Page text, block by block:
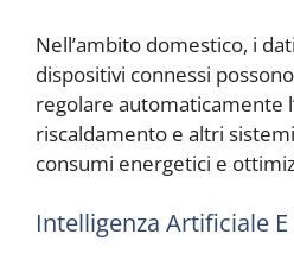
Nell’ambito domestico, i
dispositivi connessi
regolare automaticamente
riscaldamento e altri
consumi energetici e
Intelligenza Artificiale